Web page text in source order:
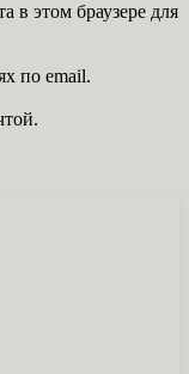
в этом браузере для
по email.